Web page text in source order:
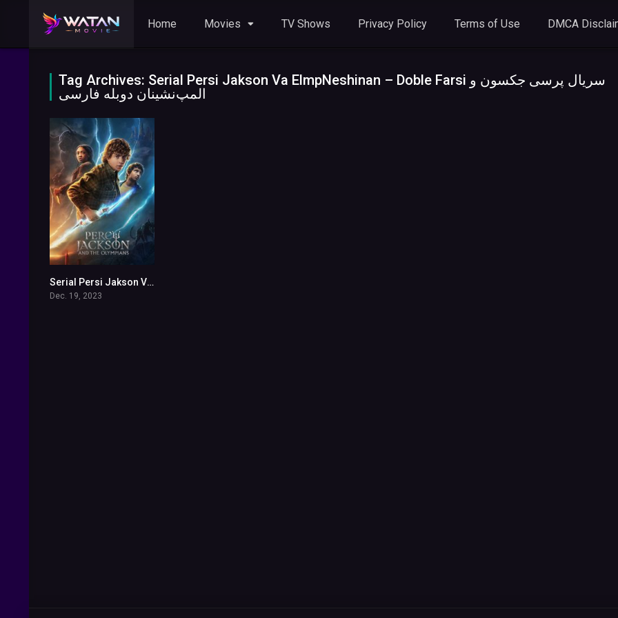
Home Movies TV Shows Privacy Policy Terms of Use DMCA
Tag Archives: Serial Persi Jakson Va ElmpNeshinan – Doble Farsi سریال پرسی جکسون و
المپ‌نشینان دوبله فارسی
7.441Serial Persi Jakson Va OliNeshinan
Dec. 19, 2023